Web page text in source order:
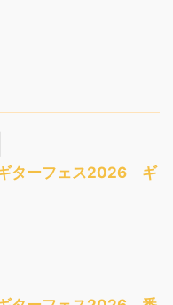
ターフェス2026 ギ